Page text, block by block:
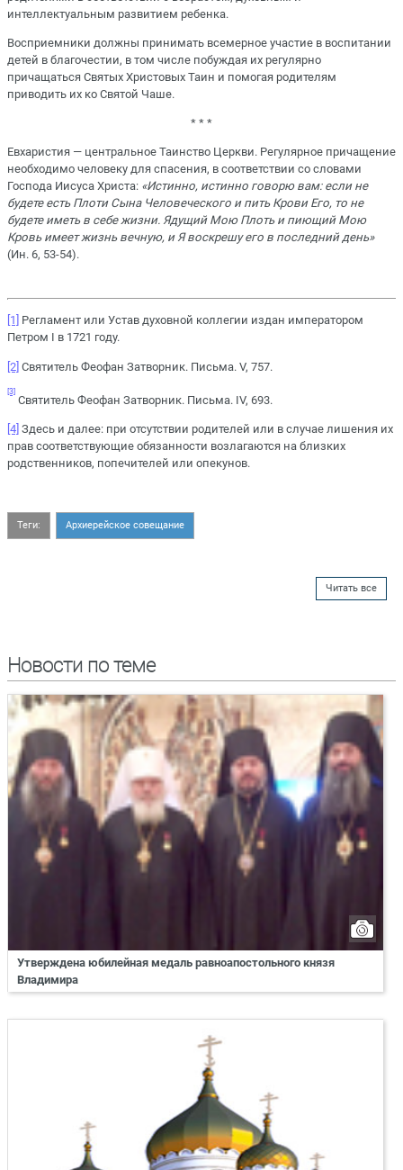
интеллектуальным развитием ребенка.
Восприемники должны принимать всемерное участие в воспитании
детей в благочестии, в том числе побуждая их регулярно
причащаться Святых Христовых Таин и помогая родителям
приводить их ко Святой Чаше.
* * *
Евхаристия — центральное Таинство Церкви. Регулярное причащение
необходимо человеку для спасения, в соответствии со словами
Господа Иисуса Христа: «Истинно, истинно говорю вам: если не
будете есть Плоти Сына Человеческого и пить Крови Его, то не
будете иметь в себе жизни. Ядущий Мою Плоть и пиющий Мою
Кровь имеет жизнь вечную, и Я воскрешу его в последний день»
(Ин. 6, 53-54).
[1] Регламент или Устав духовной коллегии издан императором
Петром I в 1721 году.
[2] Святитель Феофан Затворник. Письма. V, 757.
[3]
Святитель Феофан Затворник. Письма. IV, 693.
[4] Здесь и далее: при отсутствии родителей или в случае лишения их
прав соответствующие обязанности возлагаются на близких
родственников, попечителей или опекунов.
Теги: Архиерейское совещание
Читать все
Новости по теме
Утверждена юбилейная медаль равноапостольного князя
Владимира